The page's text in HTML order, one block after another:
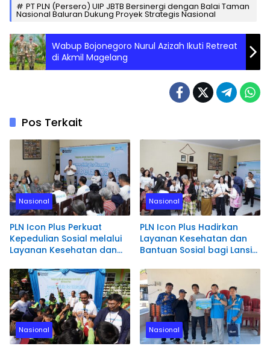
PT PLN (Persero) UIP JBTB Bersinergi dengan Balai Taman
Nasional Baluran Dukung Proyek Strategis Nasional
Wabup Bojonegoro Nurul Azizah Ikuti Retreat
di Akmil Magelang
Pos Terkait
Nasional
PLN Icon Plus Perkuat
Kepedulian Sosial melalui
Layanan Kesehatan dan
bagi Lansia di Malang
Nasional
PLN Icon Plus Hadirkan
Layanan Kesehatan dan
Bantuan Sosial bagi Lansia
Malang
Nasional Nasional